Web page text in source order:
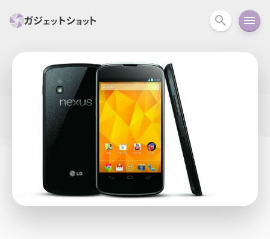
スマホ PC関連
スマートホーム アクションカメラ
iPad Mac Android
ニュース オーディオ 周辺機器